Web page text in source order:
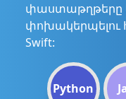
փաստաթղթերը
փոխակերպելու
Swift:
Python